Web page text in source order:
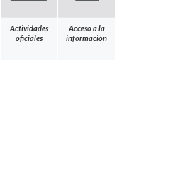
Actividades
oficiales
Acceso a la
información